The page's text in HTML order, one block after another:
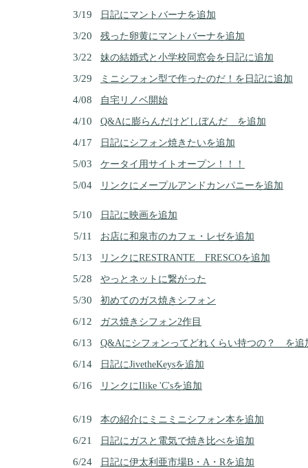
3/19 日記にマントバーナを追加
3/20 残った卵黄にマントバーナを追加
3/22 妹の結婚式と小学校同窓会を日記に追加
3/29 ミニシフォン型で作ったのだ！を日記に追加
4/08 自宅リノベ開始
4/10 Q&Aに膨らんだけどしぼんだ を追加
4/17 日記にシフォン焼きたいを追加
5/03 ケータイ用サイトオープン！！！
5/04 リンクにメープルアンドカンパニーを追加
5/10 日記に映画を追加
5/11 お店に和泉市のカフェ・レゼを追加
5/13 リンクにRESTRANTE FRESCOを追加
5/28 やっとネットに繋がった
5/30 初めてのガス焼きシフォン
6/12 ガス焼きシフォン2作目
6/13 Q&Aにシフォンってどれくらい持つの？ を追
6/14 日記にJivetheKeysを追加
6/16 リンクにIlike 'C'sを追加
6/19 本の紹介にミニミニシフォン本を追加
6/21 日記にガスと電気で焼き比べを追加
6/24 日記に伊太利亜市場B・A・Rを追加